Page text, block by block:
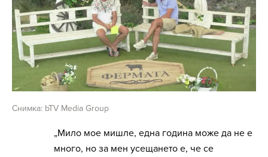
Снимка: bTV Media Group
„Мило мое мишле, една година може да не е
много, но за мен усещането е, че се